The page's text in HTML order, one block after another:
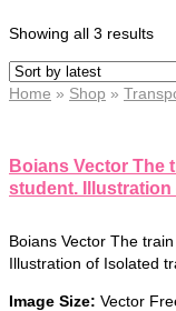
Showing all 3 results
Home » Shop »
Boians Vector The
student. Illustration
Boians Vector The
Illustration of Isolated
Image Size: Vector